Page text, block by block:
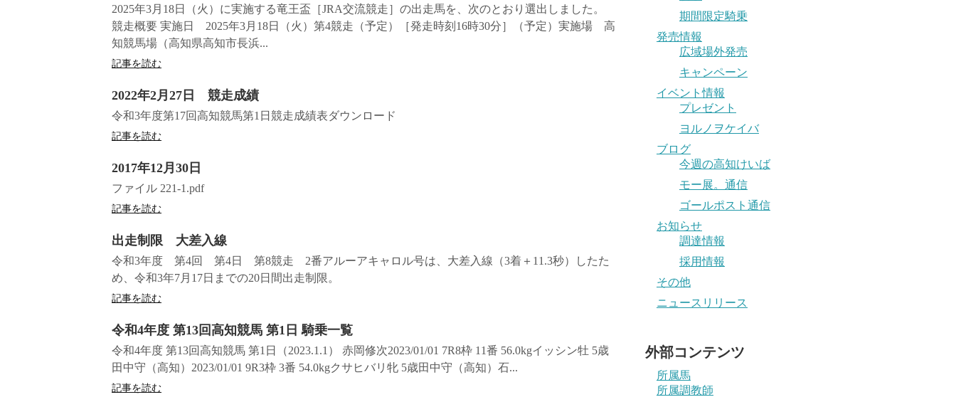
2025年3月18日（火）に実施する竜王盃［JRA交流競走］の出走馬を、次のとおり選出しました。
競走概要 実施日 2025年3月18日（火）第4競走（予定）［発走時刻16時30分］（予定）実施場 高
知競馬場（高知県高知市長浜...
記事を読む
2022年2月27日 競走成績
令和3年度第17回高知競馬第1日競走成績表ダウンロード
記事を読む
2017年12月30日
ファイル 221-1.pdf
記事を読む
出走制限 大差入線
令和3年度 第4回 第4日 第8競走 2番アルーアキャロル号は、大差入線（3着＋11.3秒）したた
め、令和3年7月17日までの20日間出走制限。
記事を読む
令和4年度 第13回高知競馬 第1日 騎乗一覧
令和4年度 第13回高知競馬 第1日（2023.1.1） 赤岡修次2023/01/01 7R8枠 11番 56.0kgイッシン牡 5歳
田中守（高知）2023/01/01 9R3枠 3番 54.0kgクサヒバリ牝 5歳田中守（高知）石...
記事を読む
期間限定騎乗
発売情報
広域場外発売
キャンペーン
イベント情報
プレゼント
ヨルノヲケイバ
ブログ
今週の高知けいば
モー展。通信
ゴールポスト通信
お知らせ
調達情報
採用情報
その他
ニュースリリース
外部コンテンツ
所属馬
所属調教師